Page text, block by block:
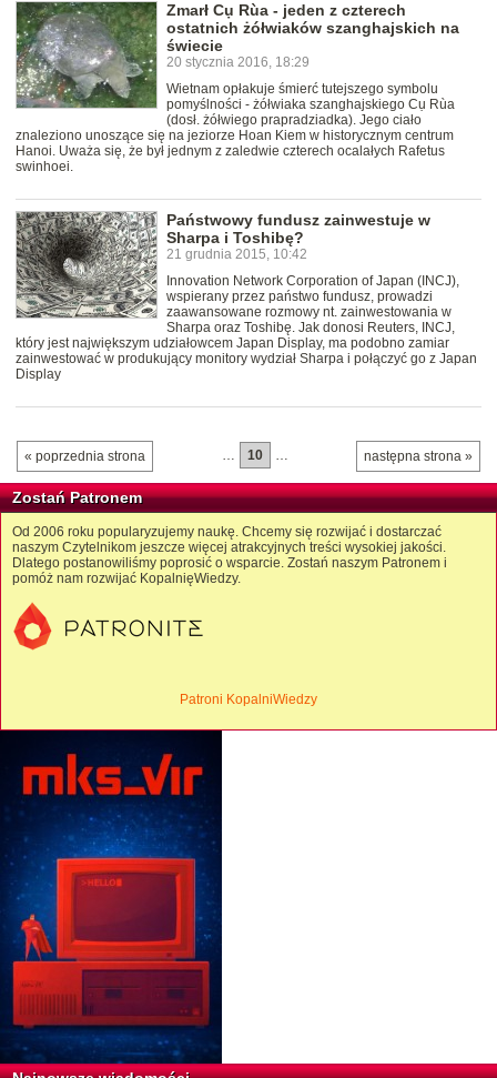
Zmarł Cụ Rùa - jeden z czterech
ostatnich żółwiaków szanghajskich na
świecie
20 stycznia 2016, 18:29
Wietnam opłakuje śmierć tutejszego symbolu
pomyślności - żółwiaka szanghajskiego Cụ Rùa
(dosł. żółwiego prapradziadka). Jego ciało
znaleziono unoszące się na jeziorze Hoan Kiem w historycznym centrum
Hanoi. Uważa się, że był jednym z zaledwie czterech ocalałych Rafetus
swinhoei.
Państwowy fundusz zainwestuje w
Sharpa i Toshibę?
21 grudnia 2015, 10:42
Innovation Network Corporation of Japan (INCJ),
wspierany przez państwo fundusz, prowadzi
zaawansowane rozmowy nt. zainwestowania w
Sharpa oraz Toshibę. Jak donosi Reuters, INCJ,
który jest największym udziałowcem Japan Display, ma podobno zamiar
zainwestować w produkujący monitory wydział Sharpa i połączyć go z Japan
Display
« poprzednia strona następna strona »
… 10 …
Zostań Patronem
Od 2006 roku popularyzujemy naukę. Chcemy się rozwijać i dostarczać
naszym Czytelnikom jeszcze więcej atrakcyjnych treści wysokiej jakości.
Dlatego postanowiliśmy poprosić o wsparcie. Zostań naszym Patronem i
pomóż nam rozwijać KopalnięWiedzy.
Patroni KopalniWiedzy